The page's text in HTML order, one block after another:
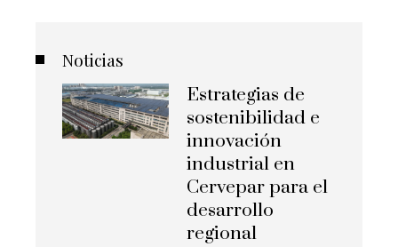
Noticias
Estrategias de
sostenibilidad e
innovación
industrial en
Cervepar para el
desarrollo
regional